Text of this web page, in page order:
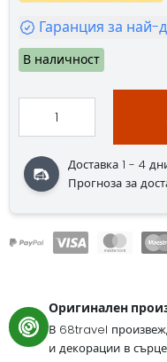
Гаранция за най-
В наличност
Доставка 1 - 4
Прогноза за
Оригинален
В 68travel
и декорации в